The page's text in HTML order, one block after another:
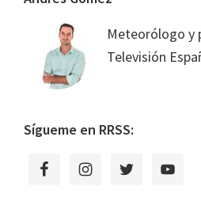
Meteorólogo y
Televisión
Sígueme en RRSS: